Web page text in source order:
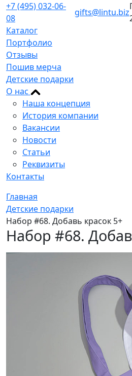
+7 (495) 032-06-
08
gifts@lintu.biz
Каталог
Портфолио
Отзывы
Пошив мерча
Детские подарки
О нас
Наша концепция
История компании
Вакансии
Новости
Статьи
Реквизиты
Контакты
Главная
Детские подарки
Набор #68. Добавь красок 5+
Набор #68.